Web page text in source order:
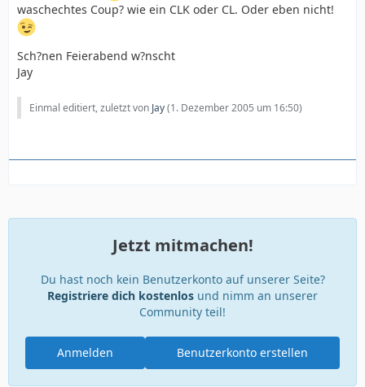
waschechtes Coup? wie ein CLK oder CL. Oder eben nicht!
Sch?nen Feierabend w?nscht
Jay
Einmal editiert, zuletzt von Jay(1. Dezember 2005 um 16:50)
Jetzt mitmachen!
Du hast noch kein Benutzerkonto auf unserer Seite?
Registriere dich kostenlos und nimm an unserer
Community teil!
Benutzerkonto erstellen
Anmelden